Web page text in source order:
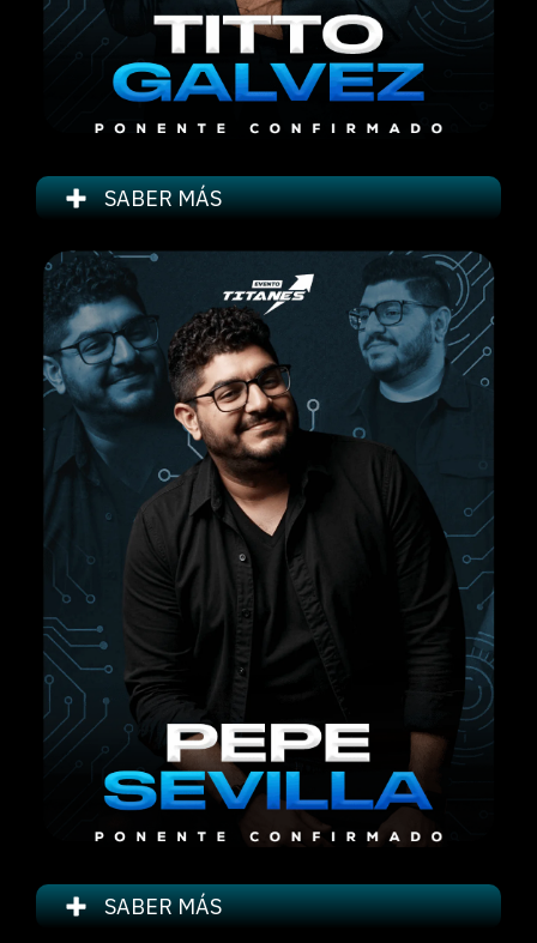
SABER MÁS
SABER MÁS